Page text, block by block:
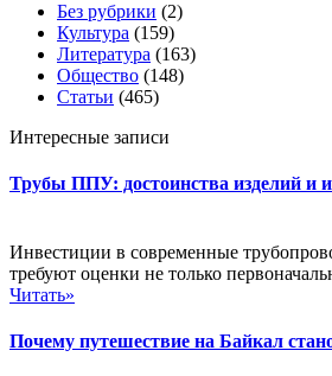
Без рубрики (2)
Культура (159)
Литература (163)
Общество (148)
Статьи (465)
Интересные записи
Трубы ППУ: достоинства изделий и
Инвестиции в современные
требуют оценки не только
Читать»
Почему путешествие на Байкал